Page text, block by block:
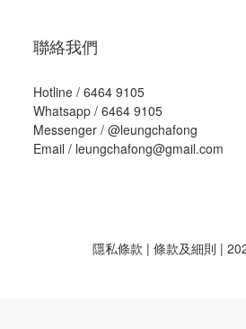
聯絡我們
Hotline / 6464 9105
Whatsapp / 6464 9105
Messenger / @leungchafong
Email / leungchafong@gmail.com
隱私條款 | 條款及細則 |